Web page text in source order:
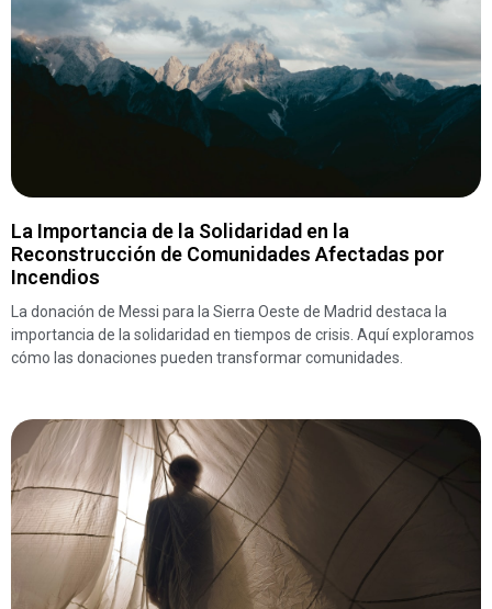
La Importancia de la Solidaridad en la
Reconstrucción de Comunidades Afectadas por
Incendios
La donación de Messi para la Sierra Oeste de Madrid destaca la
importancia de la solidaridad en tiempos de crisis. Aquí exploramos
cómo las donaciones pueden transformar comunidades.